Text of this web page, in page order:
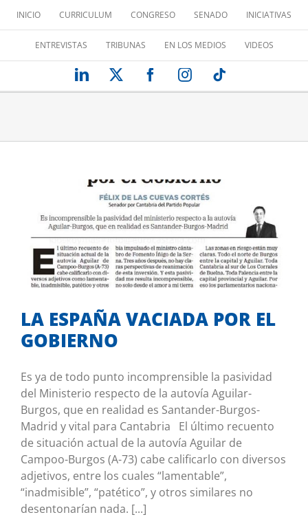
contenido
INICIO CURRICULUM CONGRESO SENADO INICIATIVAS
ENTREVISTAS TRIBUNAS EN LOS MEDIOS VIDEOS
LinkedIn FacebookInstagram
LA ESPAÑA VACIADA POR EL
GOBIERNO
Tribuna de opinión
LA ESPAÑA VACIADA POR EL
GOBIERNO
Es ya de todo punto incomprensible la pasividad
del Ministerio respecto de la autovía Aguilar-
Burgos, que en realidad es Santander-Burgos-
Madrid y vital para Cantabria El último recuento
de situación actual de la autovía Aguilar de
Campoo-Burgos (A-73) cabe calificarlo con diversos
adjetivos, entre los cuales “lamentable”,
“inadmisible”, “patético”, y otros similares no
desentonarían nada. [...]